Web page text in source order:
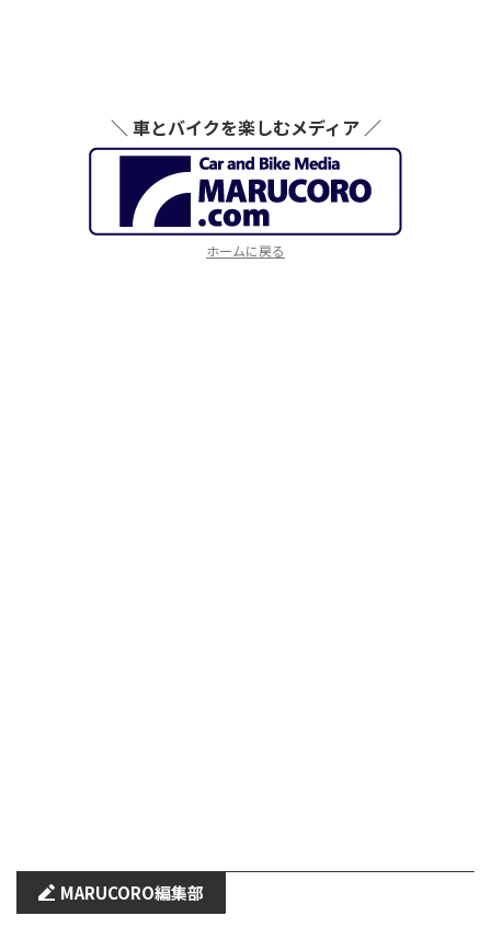
＼ 車とバイクを楽しむメディア ／
ホームに戻る
MARUCORO編集部